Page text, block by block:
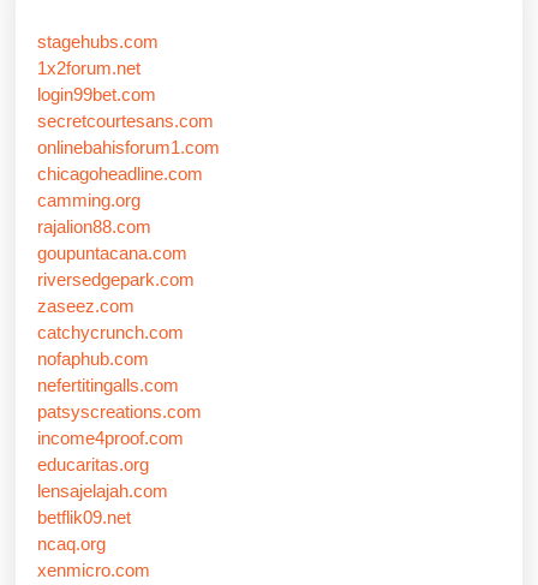
stagehubs.com
1x2forum.net
login99bet.com
secretcourtesans.com
onlinebahisforum1.com
chicagoheadline.com
camming.org
rajalion88.com
goupuntacana.com
riversedgepark.com
zaseez.com
catchycrunch.com
nofaphub.com
nefertitingalls.com
patsyscreations.com
income4proof.com
educaritas.org
lensajelajah.com
betflik09.net
ncaq.org
xenmicro.com